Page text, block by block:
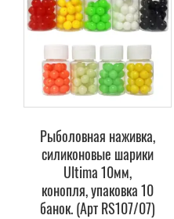
Рыболовная наживка,
силиконовые шарики
Ultima 10мм,
конопля, упаковка 10
банок. (Арт RS107/07)